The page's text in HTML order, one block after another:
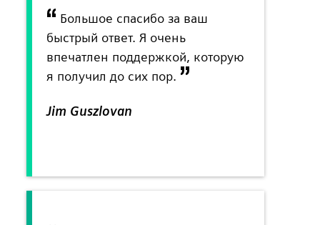
Большое спасибо за ваш
быстрый ответ. Я очень
впечатлен поддержкой, которую
я получил до сих пор.
Jim Guszlovan